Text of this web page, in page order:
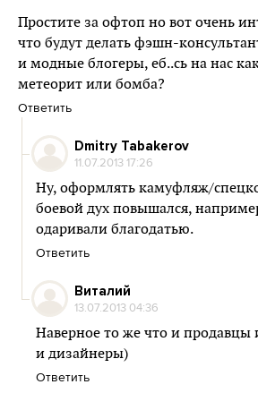
Простите за офтоп но вот очень
что будут делать фэшн-
и модные блогеры, еб..сь на нас
метеорит или бомба?
Ответить
Dmitry Tabakerov
11.07.2013 17:26
Ну, оформлять камуфляж/
боевой дух повышался,
одаривали благодатью.
Ответить
Виталий
13.07.2013 04:36
Наверное то же что и продавцы
и дизайнеры)
Ответить